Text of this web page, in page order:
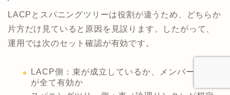
LACPとスパニングツリーは役割が違うため、どちらか
片方だけ見ていると原因を見誤ります。したがって、
運用では次のセット確認が有効です。
LACP側：束が成立しているか、メンバーリンク
が全て有効か